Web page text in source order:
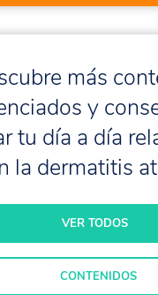
más
y
tu día a día
la dermatitis
VER TODOS
CONTENIDOS